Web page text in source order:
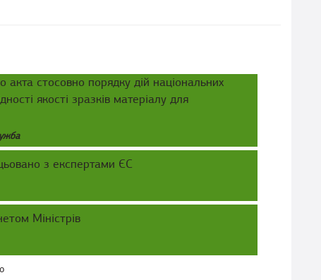
стосовно порядку дій національних
якості зразків матеріалу для
з експертами ЄС
Міністрів